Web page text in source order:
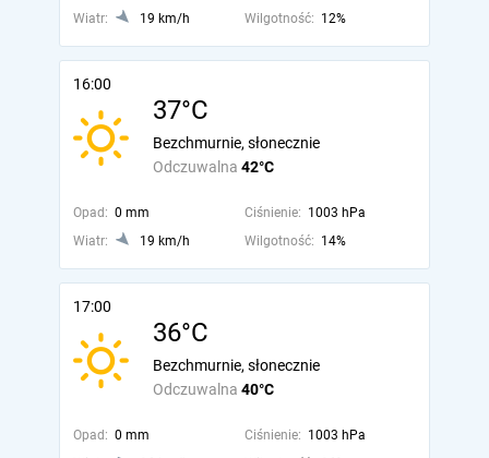
Wiatr:
19 km/h Wilgotność: 12%
16:00
37°C
Odczuwalna 42°C
Bezchmurnie, słonecznie
Opad: 0 mm Ciśnienie: 1003 hPa
Wiatr:
19 km/h Wilgotność: 14%
17:00
36°C
Odczuwalna 40°C
Bezchmurnie, słonecznie
Opad: 0 mm Ciśnienie: 1003 hPa